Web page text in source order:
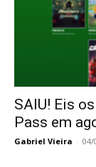
SAIU! Eis
Pass em
Gabriel Vieira - 04/